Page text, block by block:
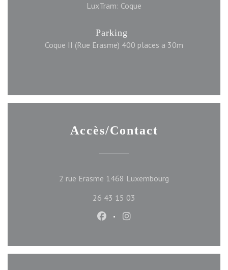
LuxTram: Coque
Parking
Coque II (Rue Erasme) 400 places a 30m
Accès/Contact
2 rue Erasme 1468 Luxembourg
26 43 15 03
Facebook ((ouvre une nouvelle
Instagram ((ouvre une